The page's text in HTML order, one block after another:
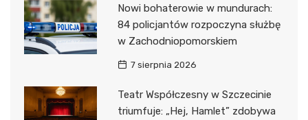
Nowi bohaterowie w mundurach:
84 policjantów rozpoczyna służbę
w Zachodniopomorskiem
7 sierpnia 2026
Teatr Współczesny w Szczecinie
triumfuje: „Hej, Hamlet” zdobywa